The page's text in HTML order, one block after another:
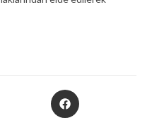
Opens
in